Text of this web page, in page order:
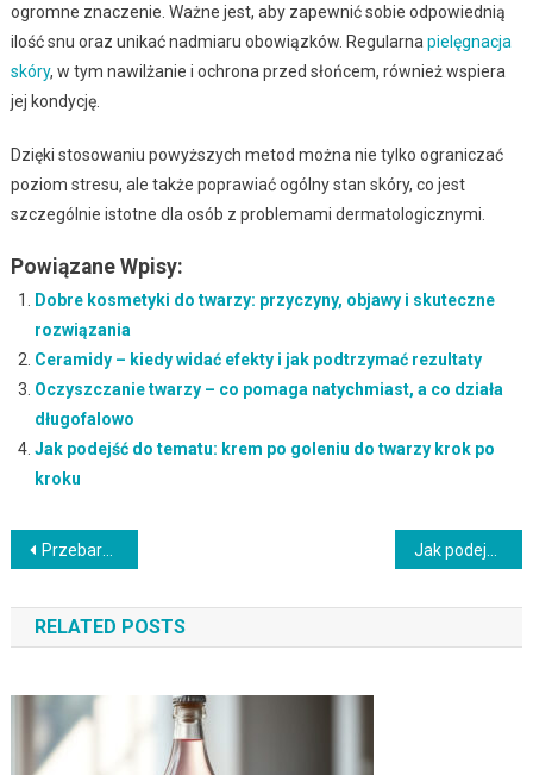
ogromne znaczenie. Ważne jest, aby zapewnić sobie odpowiednią
ilość snu oraz unikać nadmiaru obowiązków. Regularna pielęgnacja
skóry, w tym nawilżanie i ochrona przed słońcem, również wspiera
jej kondycję.
Dzięki stosowaniu powyższych metod można nie tylko ograniczać
poziom stresu, ale także poprawiać ogólny stan skóry, co jest
szczególnie istotne dla osób z problemami dermatologicznymi.
Powiązane Wpisy:
Dobre kosmetyki do twarzy: przyczyny, objawy i skuteczne
rozwiązania
Ceramidy – kiedy widać efekty i jak podtrzymać rezultaty
Oczyszczanie twarzy – co pomaga natychmiast, a co działa
długofalowo
Jak podejść do tematu: krem po goleniu do twarzy krok po
kroku
Nawigacja
wpisu
Przebarwienia po oparzeniu – kiedy widać efekty i jak podtrzymać rezultaty
RELATED POSTS